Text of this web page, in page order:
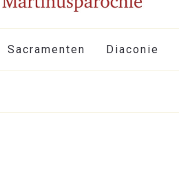
Sacramenten Diaconie